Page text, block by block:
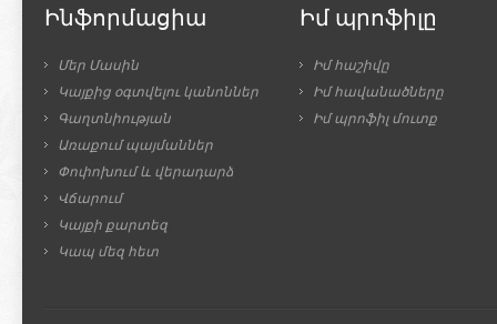
Ինֆորմացիա
Մեր Մասին
Կայքից օգտվելու կանոններ
Գաղտնիության
Առաքում պայմաններ
Փոփոխում և վերադարձ
Վճարում
Կայքի քարտեզ
Կապ մեզ հետ
Իմ պրոֆիլը
Իմ հաշիվը
Իմ հավանածները
Իմ պրոֆիլ մուտք